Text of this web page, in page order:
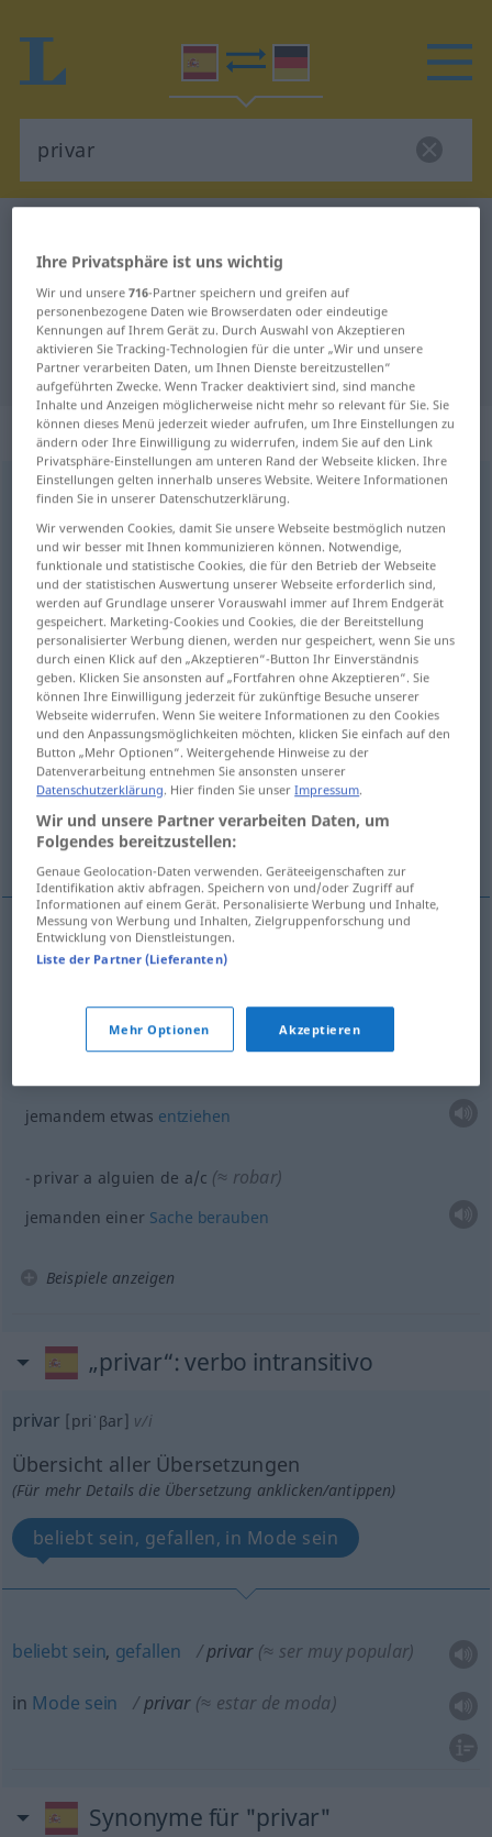
Spanisch-Deutsch Übersetzung für
"privar"
"privar" Deutsch Übersetzung
„privar“: verbo transitivo
privar [priˈβar]v/t
Übersicht aller Übersetzungen
(Für mehr Details die Übersetzung anklicken/antippen)
jemandem vorenthalten
jemandem entziehen
jemanden einer Sache berauben
jemanden seines Amtes entheben
entgiften
Beispiele
jemandemetwasvorenthalten
jemandem etwas entziehen
privar a alguien de a/c (≈ robar)
jemanden einer Sache berauben
Beispiele anzeigen
„privar“: verbo intransitivo
privar [priˈβar] v/i
Übersicht aller Übersetzungen
(Für mehr Details die Übersetzung anklicken/antippen)
beliebt sein, gefallen, in Mode sein
beliebt sein, gefallen privar (≈ ser muy popular)
in Mode sein privar (≈ estar de moda)
Synonyme für "privar"
Ihre Privatsphäre ist uns wichtig
Wir und unsere716-Partner speichern und greifen auf
personenbezogene Daten wie Browserdaten oder eindeutige
Kennungen auf Ihrem Gerät zu. Durch Auswahl von Akzeptieren
aktivieren Sie Tracking-Technologien für die unter „Wir und unsere
Partner verarbeiten Daten, um Ihnen Dienste bereitzustellen“
aufgeführten Zwecke. Wenn Tracker deaktiviert sind, sind manche
Inhalte und Anzeigen möglicherweise nicht mehr so relevant für Sie. Sie
können dieses Menü jederzeit wieder aufrufen, um Ihre Einstellungen zu
ändern oder Ihre Einwilligung zu widerrufen, indem Sie auf den Link
Privatsphäre-Einstellungen am unteren Rand der Webseite klicken. Ihre
Einstellungen gelten innerhalb unseres Website. Weitere Informationen
finden Sie in unserer Datenschutzerklärung.
Wir verwenden Cookies, damit Sie unsere Webseite bestmöglich nutzen
und wir besser mit Ihnen kommunizieren können. Notwendige,
funktionale und statistische Cookies, die für den Betrieb der Webseite
und der statistischen Auswertung unserer Webseite erforderlich sind,
werden auf Grundlage unserer Vorauswahl immer auf Ihrem Endgerät
gespeichert. Marketing-Cookies und Cookies, die der Bereitstellung
personalisierter Werbung dienen, werden nur gespeichert, wenn Sie uns
durch einen Klick auf den „Akzeptieren“-Button Ihr Einverständnis
geben. Klicken Sie ansonsten auf „Fortfahren ohne Akzeptieren“. Sie
können Ihre Einwilligung jederzeit für zukünftige Besuche unserer
Webseite widerrufen. Wenn Sie weitere Informationen zu den Cookies
und den Anpassungsmöglichkeiten möchten, klicken Sie einfach auf den
Button „Mehr Optionen“. Weitergehende Hinweise zu der
Datenverarbeitung entnehmen Sie ansonsten unserer
Datenschutzerklärung. Hier finden Sie unserImpressum.
Wir und unsere Partner verarbeiten Daten, um
Folgendes bereitzustellen:
Genaue Geolocation-Daten verwenden. Geräteeigenschaften zur
Identifikation aktiv abfragen. Speichern von und/oder Zugriff auf
Informationen auf einem Gerät. Personalisierte Werbung und Inhalte,
Messung von Werbung und Inhalten, Zielgruppenforschung und
Entwicklung von Dienstleistungen.
Liste der Partner (Lieferanten)
Mehr Optionen Akzeptieren